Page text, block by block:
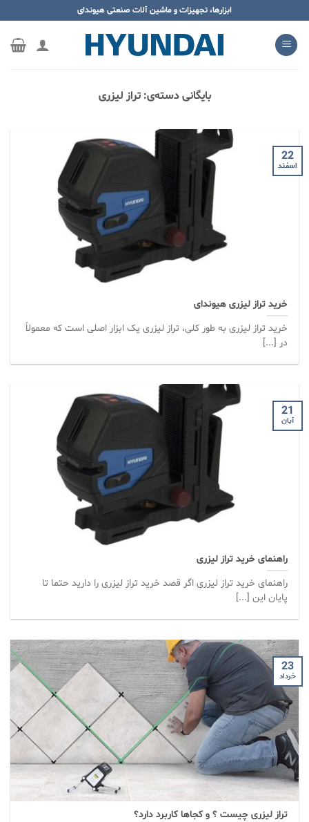
محتوا
بروید
ابزارها، تجهیزات و ماشین آلات صنعتی هیوندای
بایگانی دسته‌ی:تراز لیزری
خرید تراز لیزری هیوندای
خرید تراز لیزری به طور کلی، تراز لیزری یک ابزار اصلی است که معمولاً
در [...]
22
اسفند
راهنمای خرید تراز لیزری
راهنمای خرید تراز لیزری اگر قصد خرید تراز لیزری را دارید حتما تا
پایان این [...]
21
آبان
تراز لیزری چیست ؟ و کجاها کاربرد دارد؟
23
خرداد